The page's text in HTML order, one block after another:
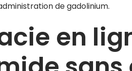
de gadolinium.
en